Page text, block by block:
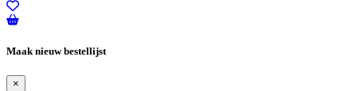
Maak nieuw bestellijst
×